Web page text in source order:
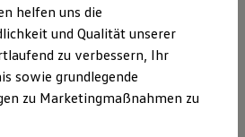
Special
Pflege & Inspektion
anfragen
bei Volkswagen Nutzfahrzeuge
Service
Service
Maulhardt
helfen uns die
und Qualität unserer
zu verbessern, Ihr
sowie grundlegende
zu Marketingmaßnahmen zu